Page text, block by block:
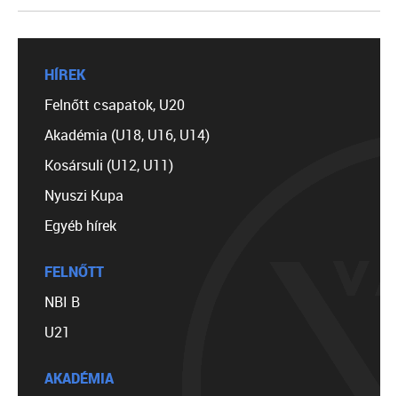
HÍREK
Felnőtt csapatok, U20
Akadémia (U18, U16, U14)
Kosársuli (U12, U11)
Nyuszi Kupa
Egyéb hírek
FELNŐTT
NBI B
U21
AKADÉMIA